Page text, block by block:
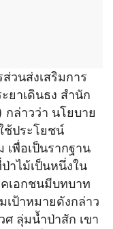
วนส่งเสริมการ
ยาเดินธง สำนัก
ล่าวว่า นโยบาย
ช้ประโยชน์
พื่อเป็นรากฐาน
าไม้เป็นหนึ่งใน
เอกชนมีบทบาท
ป้าหมายดังกล่าว
ศ ลุ่มน้ำป่าสัก เขา